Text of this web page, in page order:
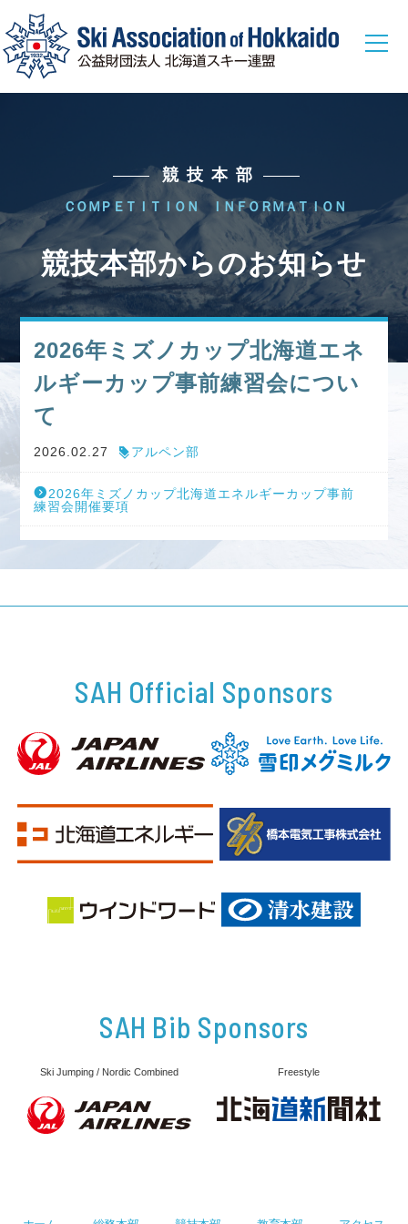
総務本部に関する各種情報
競技本部
競技本部からのお知らせ
ウィンタースポーツ選手からのメッセージ
ジャンプ コンバインド クロスカントリー
アルペン フリースタイル スノーボード
マスターズ
教育本部
競技本部
ＣＯＭＰＥＴＩＴＩＯＮ ＩＮＦＯＲＭＡＴＩＯＮ
競技本部からのお知らせ
2026年ミズノカップ北海道エネ
ルギーカップ事前練習会につい
て
2026.02.27 アルペン部
2026年ミズノカップ北海道エネルギーカップ事前
練習会開催要項
SAH Official Sponsors
SAH Bib Sponsors
Ski Jumping / Nordic Combined Freestyle